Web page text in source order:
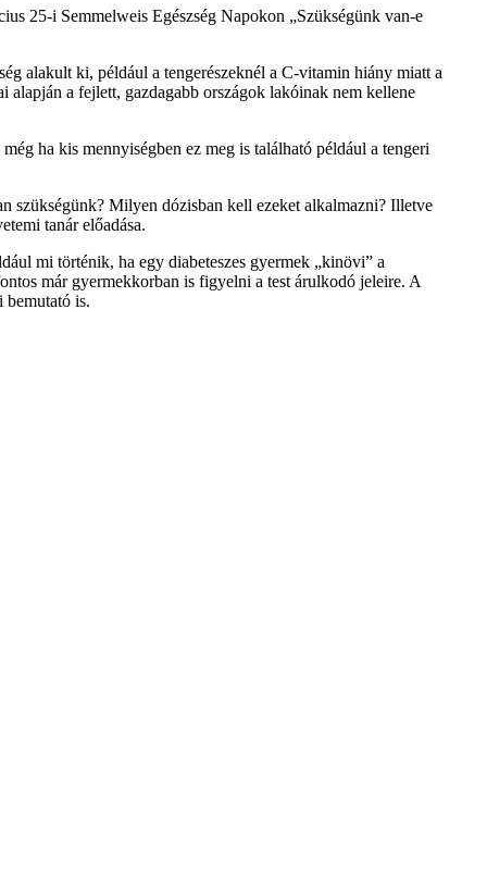
25-i Semmelweis Egészség Napokon „Szükségünk van-e
alakult ki, például a tengerészeknél a C-vitamin hiány miatt a
a fejlett, gazdagabb országok lakóinak nem kellene
ha kis mennyiségben ez meg is található például a tengeri
szükségünk? Milyen dózisban kell ezeket alkalmazni? Illetve
tanár előadása.
mi történik, ha egy diabeteszes gyermek „kinövi” a
már gyermekkorban is figyelni a test árulkodó jeleire. A
bemutató is.